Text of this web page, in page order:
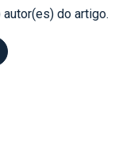
do artigo.